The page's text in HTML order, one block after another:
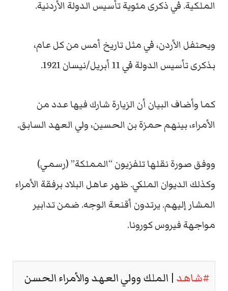
الملكية. في ذكرى مئوية تأسيس الدولة الأردنية.
ويحتفل الأردن، في مثل تاريخ أمس من كل عام،
بذكرى تأسيس الدولة في 11 أبريل/نيسان 1921.
كما وأضاف البيان أن الزيارة شارك فيها عدد من
الأمراء، بينهم حمزة بن الحسين، ولي العهد السابق.
ووفق صورة نقلها تلفزيون “المملكة” (رسمي)
وكذلك الديوان الملكي. ظهر عاهل البلاد برفقة الأمراء
المشار إليهم. يرتدون أقنعة الوجه. ضمن تدابير
مواجهة فيروس كورونا.
#شاهد | الملك وولي العهد والأمراء الحسن